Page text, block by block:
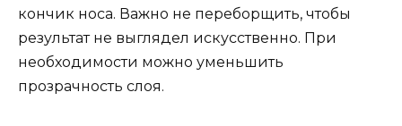
кончик носа. Важно не переборщить, чтобы
результат не выглядел искусственно. При
необходимости можно уменьшить
прозрачность слоя.